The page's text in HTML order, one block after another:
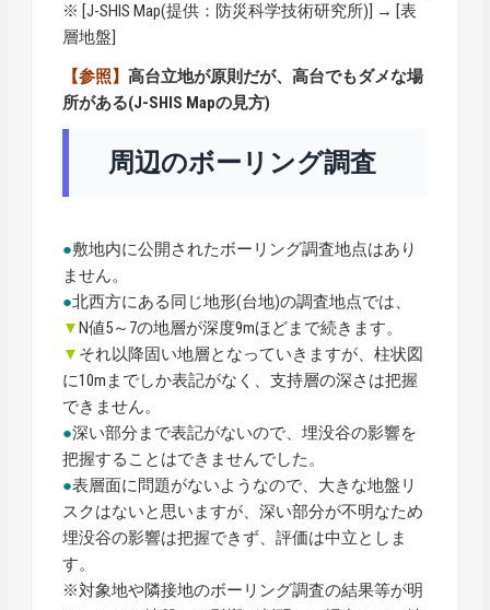
※ [J-SHIS Map(提供：防災科学技術研究所)] → [表
層地盤]
【参照】高台立地が原則だが、高台でもダメな場
所がある(J-SHIS Mapの見方)
周辺のボーリング調査
●敷地内に公開されたボーリング調査地点はあり
ません。
●北西方にある同じ地形(台地)の調査地点では、
▼ N値5～7の地層が深度9mほどまで続きます。
▼ それ以降固い地層となっていきますが、柱状図
に10mまでしか表記がなく、支持層の深さは把握
できません。
●深い部分まで表記がないので、埋没谷の影響を
把握することはできませんでした。
●表層面に問題がないようなので、大きな地盤リ
スクはないと思いますが、深い部分が不明なため
埋没谷の影響は把握できず、評価は中立としま
す。
※対象地や隣接地のボーリング調査の結果等が明